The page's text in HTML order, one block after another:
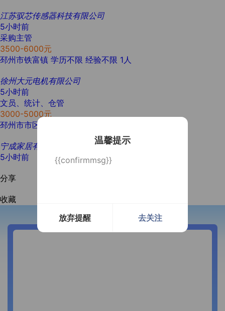
江苏驭芯传感器科技有限公司
5小时前
采购主管
3500-6000元
邳州市铁富镇 学历不限 经验不限 1人
徐州大元电机有限公司
5小时前
文员、统计、仓管
3000-5000元
邳州市市区
宁成家居有限公司
5小时前
分享
收藏
温馨提示
{{confirmmsg}}
放弃提醒 去关注